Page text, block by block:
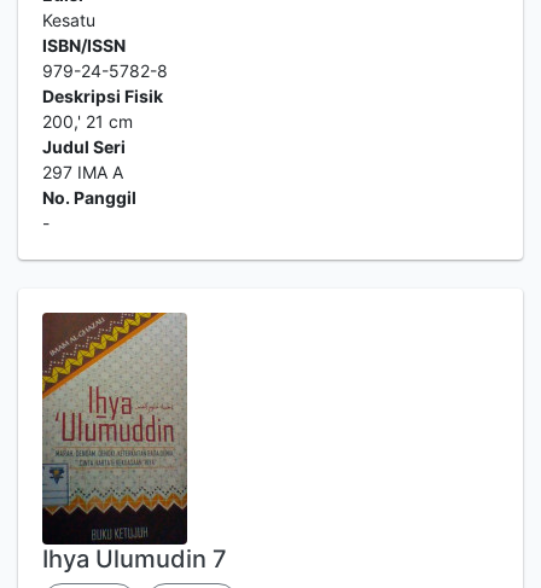
Kesatu
ISBN/ISSN
979-24-5782-8
Deskripsi Fisik
200,' 21 cm
Judul Seri
297 IMA A
No. Panggil
-
Ihya Ulumudin 7